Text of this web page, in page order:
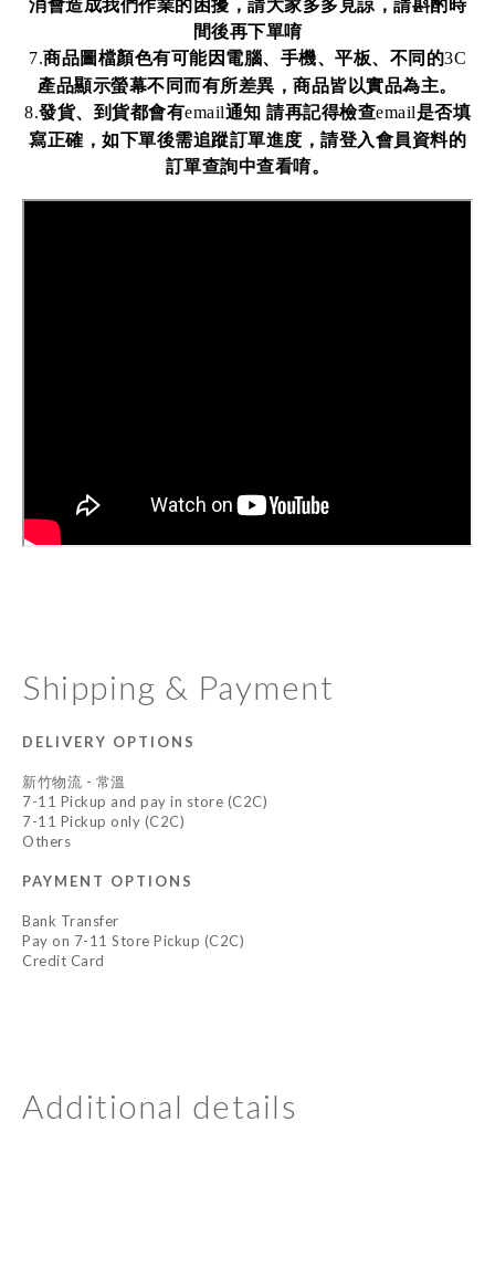
間後再下單唷
7.商品圖檔顏色有可能因電腦、手機、平板、不同的3C
產品顯示螢幕不同而有所差異，商品皆以實品為主。
8.發貨、到貨都會有email通知 請再記得檢查email是否填
寫正確，如下單後需追蹤訂單進度，請登入會員資料的
訂單查詢中查看唷。
Shipping & Payment
DELIVERY OPTIONS
新竹物流 - 常溫
7-11 Pickup and pay in store (C2C)
7-11 Pickup only (C2C)
Others
PAYMENT OPTIONS
Bank Transfer
Pay on 7-11 Store Pickup (C2C)
Credit Card
Additional details